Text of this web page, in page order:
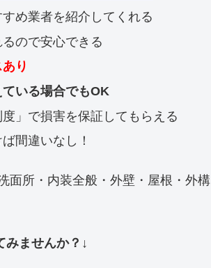
め業者を紹介してくれる
ので安心できる
り
いる場合でもOK
」で損害を保証してもらえる
間違いなし！
面所・内装全般・外壁・屋根・外構
みませんか？↓